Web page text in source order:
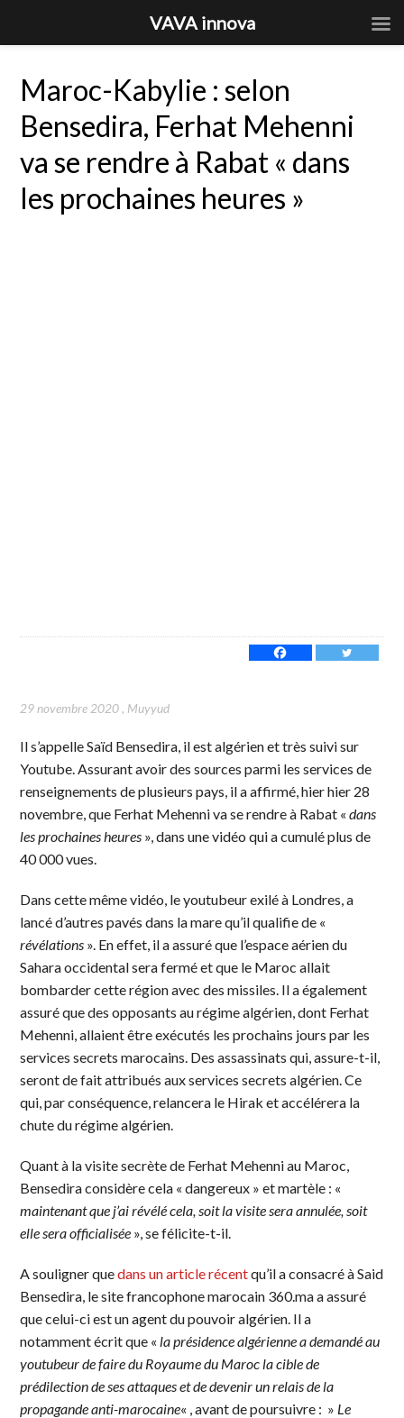
Maroc-Kabylie : selon
Bensedira, Ferhat Mehenni
va se rendre à Rabat « dans
les prochaines heures »
29 novembre 2020, Muyyud
Il s’appelle Saïd Bensedira, il est algérien et très suivi sur
Youtube. Assurant avoir des sources parmi les services de
renseignements de plusieurs pays, il a affirmé, hier hier 28
novembre, que Ferhat Mehenni va se rendre à Rabat «dans
les prochaines heures », dans une vidéo qui a cumulé plus de
40 000 vues.
Dans cette même vidéo, le youtubeur exilé à Londres, a
lancé d’autres pavés dans la mare qu’il qualifie de «
révélations ». En effet, il a assuré que l’espace aérien du
Sahara occidental sera fermé et que le Maroc allait
bombarder cette région avec des missiles. Il a également
assuré que des opposants au régime algérien, dont Ferhat
Mehenni, allaient être exécutés les prochains jours par les
services secrets marocains. Des assassinats qui, assure-t-il,
seront de fait attribués aux services secrets algérien. Ce
qui, par conséquence, relancera le Hirak et accélérera la
chute du régime algérien.
Quant à la visite secrète de Ferhat Mehenni au Maroc,
Bensedira considère cela « dangereux » et martèle : «
maintenant que j’ai révélé cela, soit la visite sera annulée, soit
elle sera officialisée », se félicite-t-il.
A souligner quedans un article récentqu’il a consacré à Said
Bensedira, le site francophone marocain 360.ma a assuré
que celui-ci est un agent du pouvoir algérien. Il a
notamment écrit que « la présidence algérienne a demandé au
youtubeur de faire du Royaume du Maroc la cible de
prédilection de ses attaques et de devenir un relais de la
propagande anti-marocaine« , avant de poursuivre : » Le
VAVA innova